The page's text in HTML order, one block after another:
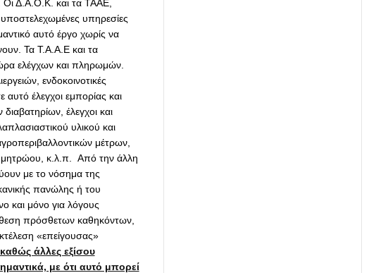
Οι Δ.Α.Ο.Κ. και τα ΤΑΑΕ,
υπηρεσίες
αυτό έργο χωρίς να
Τα Τ.Α.Α.Ε και τα
ελέγχων και πληρωμών.
ενδοκοινοτικές
αυτό έλεγχοι εμπορίας και
έλεγχοι και
υλικού και
μέτρων,
μητρώου, κ.λ.π. Από την άλλη
με το νόσημα της
πανώλης ή του
και μόνο για λόγους
πρόσθετων καθηκόντων,
«επείγουσας»
καθώς άλλες εξίσου
με ότι αυτό μπορεί